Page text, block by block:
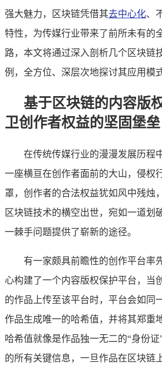
强大魅力，区块链凭借其去中心化、
特性，为传媒行业带来了前所未有的
路，本文将通过深入剖析几个区块链
例，全方位、深层次地探讨其应用模
基于区块链的内容版
卫创作者权益的坚固堡垒
在传统传媒行业的漫漫发展历程
一座横亘在创作者面前的大山，侵权
罩，创作者的合法权益犹如风中残烛
区块链技术的横空出世，宛如一道划
一棘手问题提供了崭新的途径。
有一家颇具前瞻性的创作平台率
心构建了一个内容版权保护平台，当
的作品上传至该平台时，平台会如同
作品生成唯一的哈希值，并将其郑重
哈希值就像是作品独一无二的“身份
的所有关键信息，一旦作品在区块链